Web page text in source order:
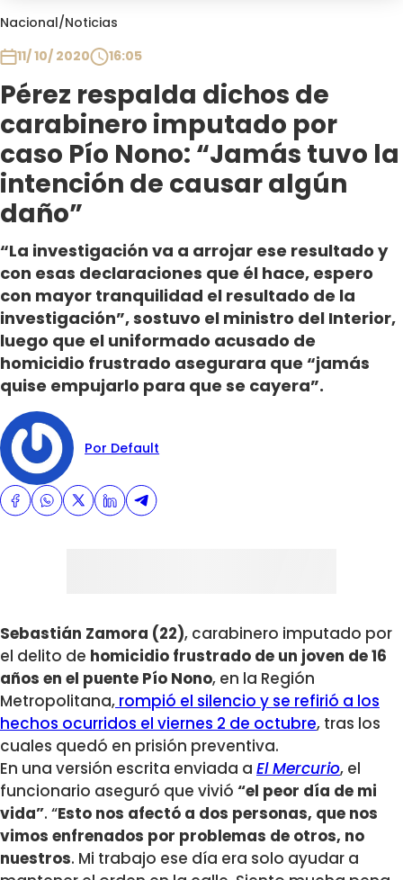
Nacional/Noticias
11/ 10/ 2020
16:05
Pérez respalda dichos de
carabinero imputado por
caso Pío Nono: “Jamás tuvo la
intención de causar algún
daño”
“La investigación va a arrojar ese resultado y
con esas declaraciones que él hace, espero
con mayor tranquilidad el resultado de la
investigación”, sostuvo el ministro del Interior,
luego que el uniformado acusado de
homicidio frustrado asegurara que “jamás
quise empujarlo para que se cayera”.
Por Default
Sebastián Zamora (22), carabinero imputado por
el delito de homicidio frustrado de un joven de 16
años en el puente Pío Nono, en la Región
Metropolitana, rompió el silencio y se refirió a los
hechos ocurridos el viernes 2 de octubre, tras los
cuales quedó en prisión preventiva.
En una versión escrita enviada a El Mercurio, el
funcionario aseguró que vivió “el peor día de mi
vida”. “Esto nos afectó a dos personas, que nos
vimos enfrenados por problemas de otros, no
nuestros. Mi trabajo ese día era solo ayudar a
Club De La Comedia
Plan Perfecto
El Tiempo
Sabingo
Todos Los Programas